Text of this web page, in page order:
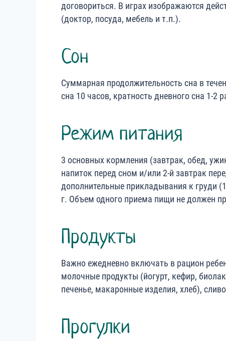
договориться. В играх изображаются
(доктор, посуда, мебель и т.п.).
Сон
Суммарная продолжительность сна в
сна 10 часов, кратность дневного сна 1-2
Режим питания
3 основных кормления (завтрак, обед,
напиток перед сном и/или 2-й завтрак
дополнительные прикладывания к груди
г. Объем одного приема пищи не должен
Продукты
Важно ежедневно включать в рацион
молочные продукты (йогурт, кефир,
печенье, макаронные изделия, хлеб),
Прогулки